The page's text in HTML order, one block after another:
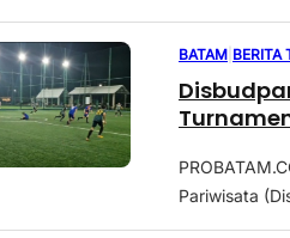
BATAM BERITA
Pariwisata